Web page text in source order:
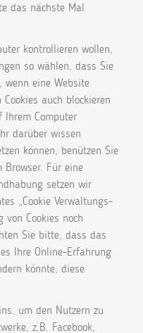
das nächste Mal
kontrollieren wollen,
so wählen, dass Sie
wenn eine Website
auch blockieren
Ihrem Computer
darüber wissen
können, benützen Sie
Für eine
setzen wir
„Cookie Verwaltungs-
von Cookies noch
Sie bitte, dass das
Ihre Online-Erfahrung
könnte, diese
um den Nutzern zu
z.B. Facebook,